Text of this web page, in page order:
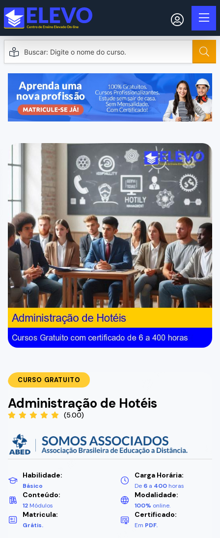
CURSO GRATUITO
Administração de Hotéis
(5.00)
Habilidade:
Básico
Carga Horária:
De 6 a 400 horas
Conteúdo:
12 Módulos
Modalidade:
100% online.
Matricula:
Grátis.
Certificado:
Em PDF.